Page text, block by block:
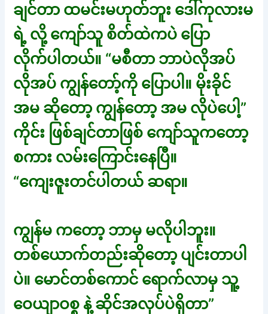
ချင်တာ ထမင်းမဟုတ်ဘူး ဒေါ်ကုလားမ
ရဲ့ လို့ ကျော်သူ စိတ်ထဲကပဲ ပြော
လိုက်ပါတယ်။ “မစီတာ ဘာပဲလိုအပ်
လိုအပ် ကျွန်တော့်ကို ပြောပါ။ မိုးခိုင်
အမ ဆိုတော့ ကျွန်တော့ အမ လိုပဲပေါ့”
ကိုင်း ဖြစ်ချင်တာဖြစ် ကျော်သူကတော့
စကား လမ်းကြောင်းနေပြီ။
“ကျေးဇူးတင်ပါတယ် ဆရာ။
ကျွန်မ ကတော့ ဘာမှ မလိုပါဘူး။
တစ်ယောက်တည်းဆိုတော့ ပျင်းတာပါ
ပဲ။ မောင်တစ်ကောင် ရောက်လာမှ သူ့
ဝေယျာဝစ္စ နဲ့ ဆိုင်အလုပ်ပဲရှိတာ”